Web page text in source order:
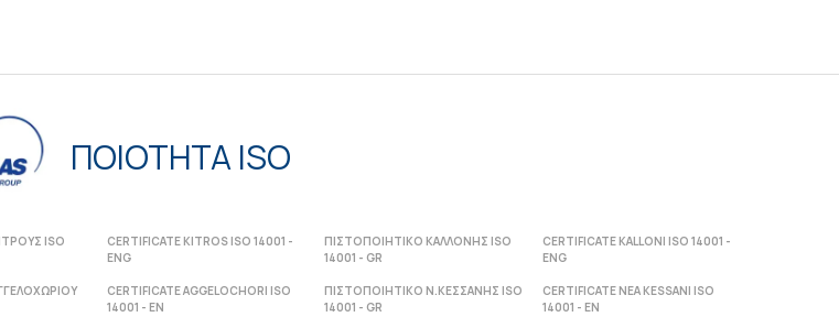
ΠΟΙΟΤΗΤΑ ISO
ISO
CERTIFICATE KITROS ISO 14001 -
ENG
ΠΙΣΤΟΠΟΙΗΤΙΚΟ ΚΑΛΛΟΝΗΣ ISO
14001 - GR
CERTIFICATE KALLONI ISO 14001 -
ENG
CERTIFICATE AGGELOCHORI ISO
14001 - ΕΝ
ΠΙΣΤΟΠΟΙΗΤΙΚΟ Ν.ΚΕΣΣΑΝΗΣ ISO
14001 - GR
CERTIFICATE NEA KESSANI ISO
14001 - ΕΝ